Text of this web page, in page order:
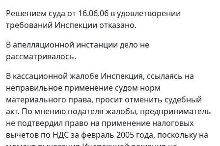
Решением суда от 16.06.06 в удовлетворении
требований Инспекции отказано.
В апелляционной инстанции дело не
рассматривалось.
В кассационной жалобе Инспекция, ссылаясь на
неправильное применение судом норм
материального права, просит отменить судебный
акт. По мнению подателя жалобы, предприниматель
не подтвердил право на применение налоговых
вычетов по НДС за февраль 2005 года, поскольку на